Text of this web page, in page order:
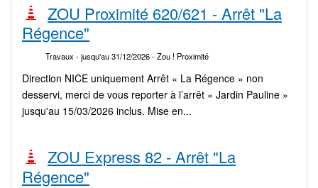
ZOU Proximité 620/621 - Arrêt "La
Régence"
Travaux - jusqu'au 31/12/2026- Zou ! Proximité
Direction NICE uniquement Arrêt « La Régence » non
desservi, merci de vous reporter à l’arrêt « Jardin Pauline »
jusqu'au 15/03/2026 inclus. Mise en...
ZOU Express 82 - Arrêt "La
Régence"